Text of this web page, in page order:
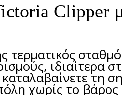
Clipper
τερματικός
ιδιαίτερα
τη
χωρίς το